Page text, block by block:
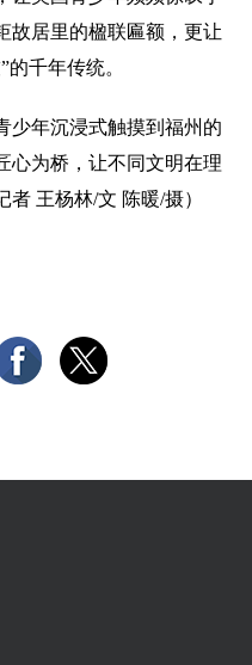
故居里的楹联匾额，更让
千年传统。
少年沉浸式触摸到福州的
心为桥，让不同文明在理
王杨林/文 陈暖/摄）